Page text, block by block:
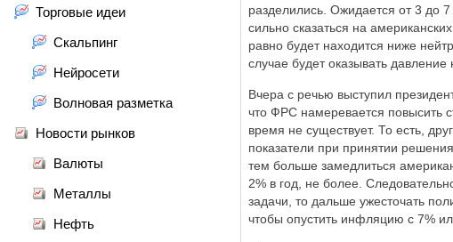
Торговые идеи
Скальпинг
Нейросети
Волновая разметка
Новости рынков
Валюты
Металлы
Нефть
разделились. Ожидается от 3 до
сильно сказаться на
равно будет находится ниже
случае будет оказывать давление
Вчера с речью выступил
что ФРС намеревается повысить
время не существует. То есть,
показатели при принятии
тем больше замедлиться
2% в год, не более.
задачи, то дальше ужесточать
чтобы опустить инфляцию с 7%